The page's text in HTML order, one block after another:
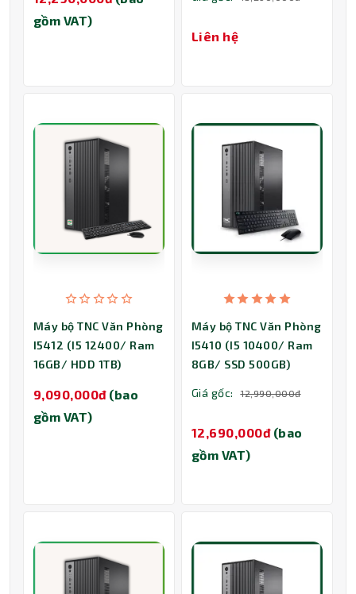
gồm VAT)
Liên hệ
Máy bộ TNC Văn Phòng
I5412 (I5 12400/ Ram
16GB/ HDD 1TB)
9,090,000đ (bao
gồm VAT)
Máy bộ TNC Văn Phòng
I5410 (I5 10400/ Ram
8GB/ SSD 500GB)
Giá gốc: 12,990,000đ
12,690,000đ (bao
gồm VAT)